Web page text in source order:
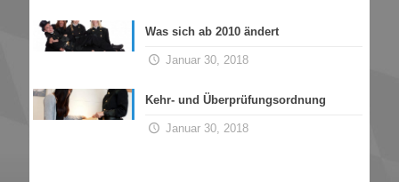
Was sich ab 2010 ändert
Januar 30, 2018
Kehr- und Überprüfungsordnung
Januar 30, 2018